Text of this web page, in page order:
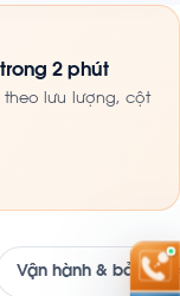
2 phút
theo lưu lượng, cột
Vận hành & bảo trì